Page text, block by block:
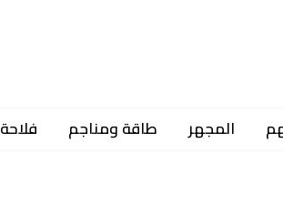
المجهر طاقة ومناجم فلاحة